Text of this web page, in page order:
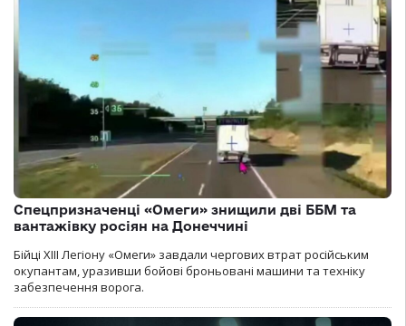
Спецпризначенці «Омеги» знищили дві ББМ та
вантажівку росіян на Донеччині
Бійці ХІІІ Легіону «Омеги» завдали чергових втрат російським
окупантам, уразивши бойові броньовані машини та техніку
забезпечення ворога.